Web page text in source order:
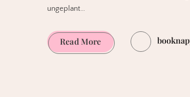
ungeplant…
Read MoreComicschaffende
auf